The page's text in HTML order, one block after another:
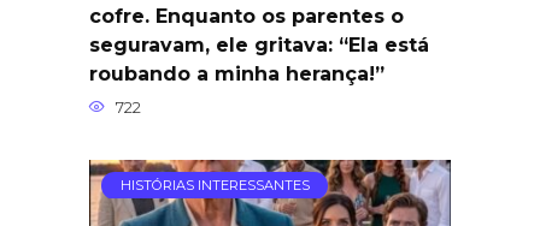
cofre. Enquanto os parentes o
seguravam, ele gritava: “Ela está
roubando a minha herança!”
722
HISTÓRIAS INTERESSANTES